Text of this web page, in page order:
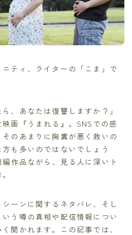
ティ、ライターの「こま」で
、あなたは復讐しますか？」
画『うまれる』。SNSでの感
のあまりに胸糞が悪く救いの
も多いのではないでしょう
作品ながら、見る人に深いト
ーンに関するネタバレ、そし
う噂の真相や配信情報につい
聞かれます。この記事では、